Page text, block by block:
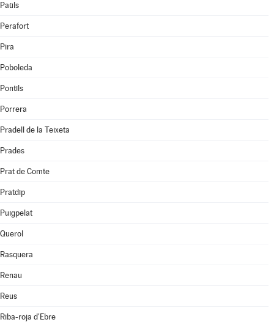
Paüls
Perafort
Pira
Poboleda
Pontils
Porrera
Pradell de la Teixeta
Prades
Prat de Comte
Pratdip
Puigpelat
Querol
Rasquera
Renau
Reus
Riba-roja d'Ebre